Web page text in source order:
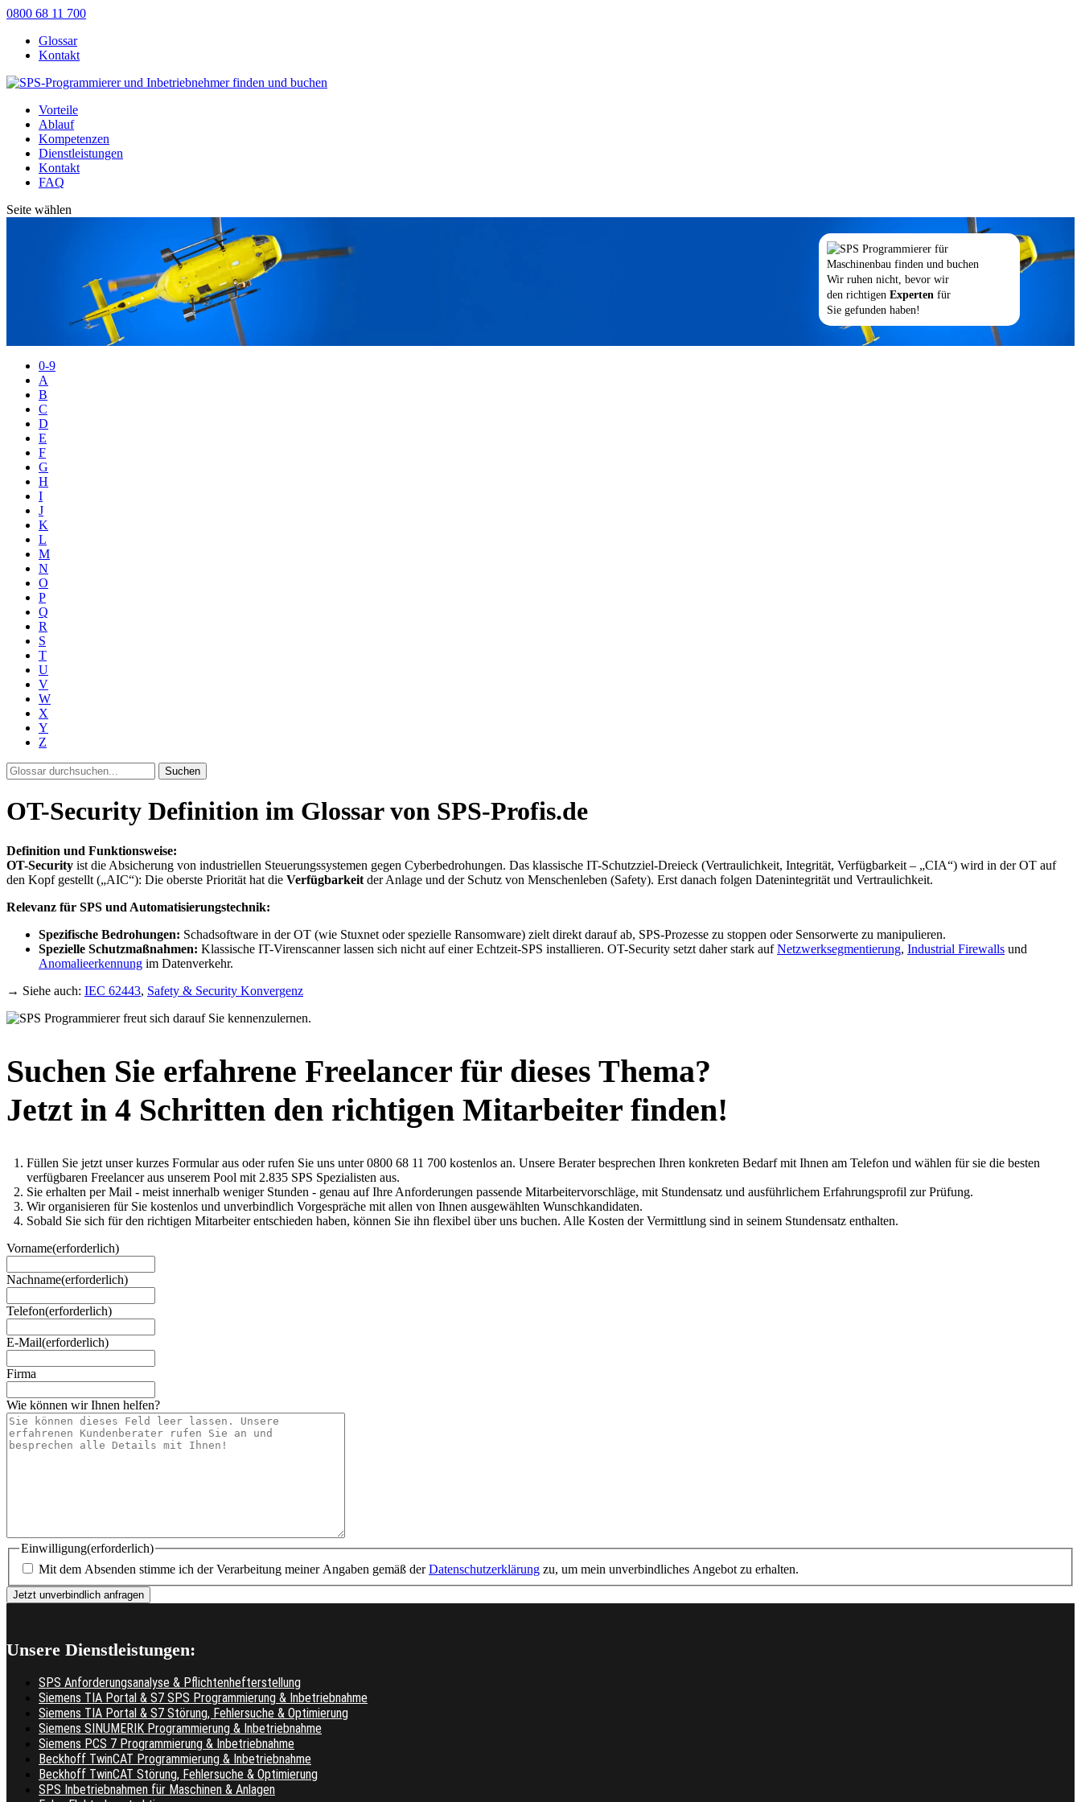
0800 68 11 700
Glossar
Kontakt
Vorteile
Ablauf
Kompetenzen
Dienstleistungen
Kontakt
FAQ
Seite wählen
Wir ruhen nicht, bevor wir
den richtigen Experten für
Sie gefunden haben!
0-9
A
B
C
D
E
F
G
H
I
J
K
L
M
N
O
P
Q
R
S
T
U
V
W
X
Y
Z
Suchen
OT-Security Definition im Glossar von SPS-Profis.de
Definition und Funktionsweise:
OT-Security ist die Absicherung von industriellen Steuerungssystemen gegen Cyberbedrohungen. Das klassische IT-Schutzziel-Dreieck (Vertraulichkeit, Integrität, Verfügbarkeit – „CIA“) wird in der OT auf
den Kopf gestellt („AIC“): Die oberste Priorität hat die Verfügbarkeit der Anlage und der Schutz von Menschenleben (Safety). Erst danach folgen Datenintegrität und Vertraulichkeit.
Relevanz für SPS und Automatisierungstechnik:
Spezifische Bedrohungen: Schadsoftware in der OT (wie Stuxnet oder spezielle Ransomware) zielt direkt darauf ab, SPS-Prozesse zu stoppen oder Sensorwerte zu manipulieren.
Spezielle Schutzmaßnahmen: Klassische IT-Virenscanner lassen sich nicht auf einer Echtzeit-SPS installieren. OT-Security setzt daher stark aufNetzwerksegmentierung, Industrial Firewalls und
Anomalieerkennung im Datenverkehr.
→ Siehe auch: IEC 62443, Safety & Security Konvergenz
Suchen Sie erfahrene Freelancer für dieses Thema?
Jetzt in 4 Schritten den richtigen Mitarbeiter finden!
Füllen Sie jetzt unser kurzes Formular aus oder rufen Sie uns unter 0800 68 11 700 kostenlos an. Unsere Berater besprechen Ihren konkreten Bedarf mit Ihnen am Telefon und wählen für sie die besten
verfügbaren Freelancer aus unserem Pool mit 2.835 SPS Spezialisten aus.
Sie erhalten per Mail - meist innerhalb weniger Stunden - genau auf Ihre Anforderungen passende Mitarbeitervorschläge, mit Stundensatz und ausführlichem Erfahrungsprofil zur Prüfung.
Wir organisieren für Sie kostenlos und unverbindlich Vorgespräche mit allen von Ihnen ausgewählten Wunschkandidaten.
Sobald Sie sich für den richtigen Mitarbeiter entschieden haben, können Sie ihn flexibel über uns buchen. Alle Kosten der Vermittlung sind in seinem Stundensatz enthalten.
Vorname(erforderlich)
Nachname(erforderlich)
Telefon(erforderlich)
E-Mail(erforderlich)
Firma
Wie können wir Ihnen helfen?
Einwilligung(erforderlich)
Mit dem Absenden stimme ich der Verarbeitung meiner Angaben gemäß derDatenschutzerklärung zu, um mein unverbindliches Angebot zu erhalten.
Unsere Dienstleistungen:
SPS Anforderungsanalyse & Pflichtenhefterstellung
Siemens TIA Portal & S7 SPS Programmierung & Inbetriebnahme
Siemens TIA Portal & S7 Störung, Fehlersuche & Optimierung
Siemens SINUMERIK Programmierung & Inbetriebnahme
Siemens PCS 7 Programmierung & Inbetriebnahme
Beckhoff TwinCAT Programmierung & Inbetriebnahme
Beckhoff TwinCAT Störung, Fehlersuche & Optimierung
SPS Inbetriebnahmen für Maschinen & Anlagen